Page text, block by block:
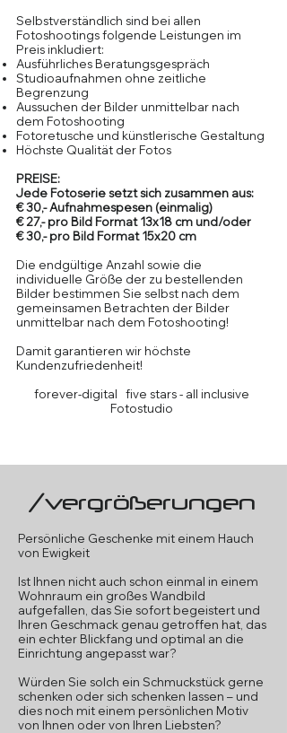
Selbstverständlich sind bei allen
Fotoshootings folgende Leistungen im
Preis inkludiert:
Ausführliches Beratungsgespräch
Studioaufnahmen ohne zeitliche
Begrenzung
Aussuchen der Bilder unmittelbar nach
dem Fotoshooting
Fotoretusche und künstlerische Gestaltung
Höchste Qualität der Fotos
PREISE:
Jede Fotoserie setzt sich zusammen aus:
€ 30,- Aufnahmespesen (einmalig)
€ 27,- pro Bild Format 13x18 cm und/oder
€ 30,- pro Bild Format 15x20 cm
Die endgültige Anzahl sowie die
individuelle Größe der zu bestellenden
Bilder bestimmen Sie selbst nach dem
gemeinsamen Betrachten der Bilder
unmittelbar nach dem Fotoshooting!
Damit garantieren wir höchste
Kundenzufriedenheit!
forever-digital five stars - all inclusive
Fotostudio
/vergrößerungen
Persönliche Geschenke mit einem Hauch
von Ewigkeit
Ist Ihnen nicht auch schon einmal in einem
Wohnraum ein großes Wandbild
aufgefallen, das Sie sofort begeistert und
Ihren Geschmack genau getroffen hat, das
ein echter Blickfang und optimal an die
Einrichtung angepasst war?
Würden Sie solch ein Schmuckstück gerne
schenken oder sich schenken lassen – und
dies noch mit einem persönlichen Motiv
von Ihnen oder von Ihren Liebsten?